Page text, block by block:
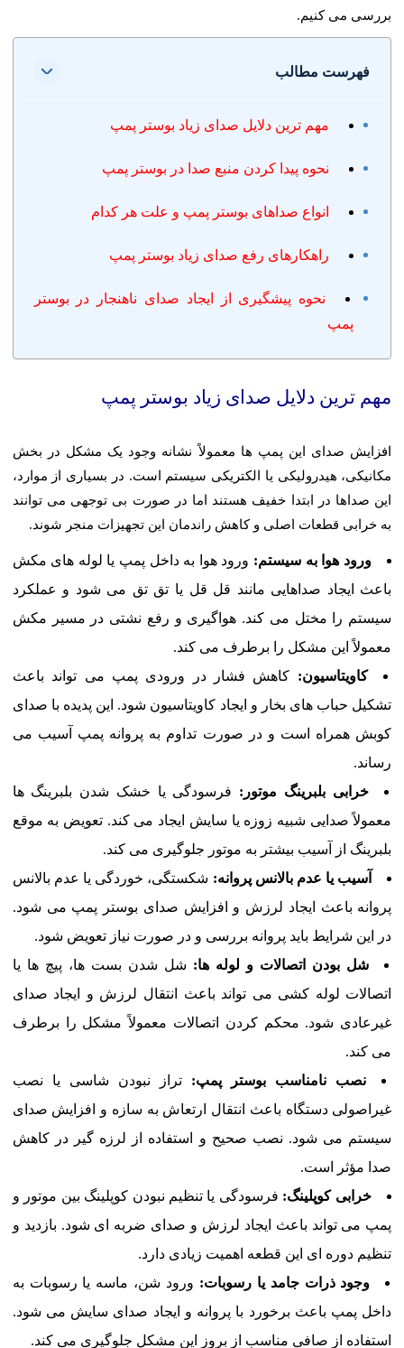
بررسی می کنیم.
فهرست مطالب
مهم ترین دلایل صدای زیاد بوستر پمپ
نحوه پیدا کردن منبع صدا در بوستر پمپ
انواع صداهای بوستر پمپ و علت هر کدام
راهکارهای رفع صدای زیاد بوستر پمپ
نحوه پیشگیری از ایجاد صدای ناهنجار در بوستر
پمپ
مهم ترین دلایل صدای زیاد بوستر پمپ
افزایش صدای این پمپ ها معمولاً نشانه وجود یک مشکل در بخش
مکانیکی، هیدرولیکی یا الکتریکی سیستم است. در بسیاری از موارد،
این صداها در ابتدا خفیف هستند اما در صورت بی توجهی می توانند
به خرابی قطعات اصلی و کاهش راندمان این تجهیزات منجر شوند.
ورود هوا به سیستم: ورود هوا به داخل پمپ یا لوله های مکش
باعث ایجاد صداهایی مانند قل قل یا تق تق می شود و عملکرد
سیستم را مختل می کند. هواگیری و رفع نشتی در مسیر مکش
معمولاً این مشکل را برطرف می کند.
کاویتاسیون: کاهش فشار در ورودی پمپ می تواند باعث
تشکیل حباب های بخار و ایجاد کاویتاسیون شود. این پدیده با صدای
کوبش همراه است و در صورت تداوم به پروانه پمپ آسیب می
رساند.
خرابی بلبرینگ موتور: فرسودگی یا خشک شدن بلبرینگ ها
معمولاً صدایی شبیه زوزه یا سایش ایجاد می کند. تعویض به موقع
بلبرینگ از آسیب بیشتر به موتور جلوگیری می کند.
آسیب یا عدم بالانس پروانه: شکستگی، خوردگی یا عدم بالانس
پروانه باعث ایجاد لرزش و افزایش صدای بوستر پمپ می شود.
در این شرایط باید پروانه بررسی و در صورت نیاز تعویض شود.
شل بودن اتصالات و لوله ها: شل شدن بست ها، پیچ ها یا
اتصالات لوله کشی می تواند باعث انتقال لرزش و ایجاد صدای
غیرعادی شود. محکم کردن اتصالات معمولاً مشکل را برطرف
می کند.
نصب نامناسب بوستر پمپ:تراز نبودن شاسی یا نصب
غیراصولی دستگاه باعث انتقال ارتعاش به سازه و افزایش صدای
سیستم می شود. نصب صحیح و استفاده از لرزه گیر در کاهش
صدا مؤثر است.
خرابی کوپلینگ: فرسودگی یا تنظیم نبودن کوپلینگ بین موتور و
پمپ می تواند باعث ایجاد لرزش و صدای ضربه ای شود. بازدید و
تنظیم دوره ای این قطعه اهمیت زیادی دارد.
وجود ذرات جامد یا رسوبات: ورود شن، ماسه یا رسوبات به
داخل پمپ باعث برخورد با پروانه و ایجاد صدای سایش می شود.
استفاده از صافی مناسب از بروز این مشکل جلوگیری می کند.